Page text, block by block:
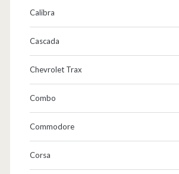
Calibra
Cascada
Chevrolet Trax
Combo
Commodore
Corsa